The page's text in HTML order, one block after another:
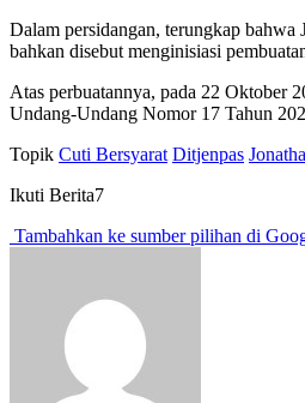
Dalam persidangan, terungkap
bahkan disebut menginisiasi
Atas perbuatannya, pada 22 Oktober
Undang-Undang Nomor 17 Tahun
Topik Cuti Bersyarat Ditjenpas
Ikuti Berita7
Tambahkan ke sumber pilihan di